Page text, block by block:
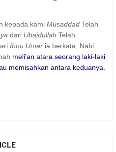
kepada kami Musaddad Telah
dari Ubaidullah Telah
Ibnu Umar ia berkata; Nabi
meli'an atara seorang laki-laki
memisahkan antara keduanya.